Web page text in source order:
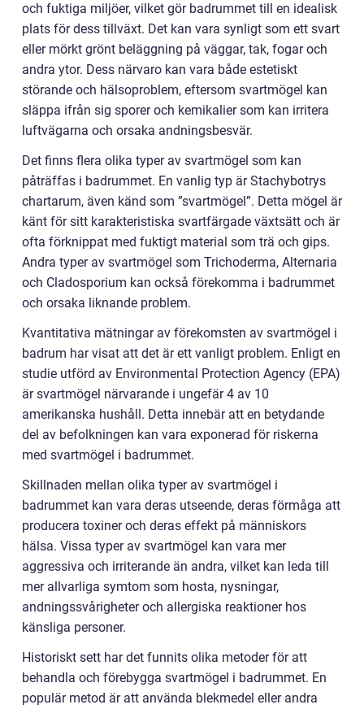
och fuktiga miljöer, vilket gör badrummet till en idealisk
plats för dess tillväxt. Det kan vara synligt som ett svart
eller mörkt grönt beläggning på väggar, tak, fogar och
andra ytor. Dess närvaro kan vara både estetiskt
störande och hälsoproblem, eftersom svartmögel kan
släppa ifrån sig sporer och kemikalier som kan irritera
luftvägarna och orsaka andningsbesvär.
Det finns flera olika typer av svartmögel som kan
påträffas i badrummet. En vanlig typ är Stachybotrys
chartarum, även känd som ”svartmögel”. Detta mögel är
känt för sitt karakteristiska svartfärgade växtsätt och är
ofta förknippat med fuktigt material som trä och gips.
Andra typer av svartmögel som Trichoderma, Alternaria
och Cladosporium kan också förekomma i badrummet
och orsaka liknande problem.
Kvantitativa mätningar av förekomsten av svartmögel i
badrum har visat att det är ett vanligt problem. Enligt en
studie utförd av Environmental Protection Agency (EPA)
är svartmögel närvarande i ungefär 4 av 10
amerikanska hushåll. Detta innebär att en betydande
del av befolkningen kan vara exponerad för riskerna
med svartmögel i badrummet.
Skillnaden mellan olika typer av svartmögel i
badrummet kan vara deras utseende, deras förmåga att
producera toxiner och deras effekt på människors
hälsa. Vissa typer av svartmögel kan vara mer
aggressiva och irriterande än andra, vilket kan leda till
mer allvarliga symtom som hosta, nysningar,
andningssvårigheter och allergiska reaktioner hos
känsliga personer.
Historiskt sett har det funnits olika metoder för att
behandla och förebygga svartmögel i badrummet. En
populär metod är att använda blekmedel eller andra